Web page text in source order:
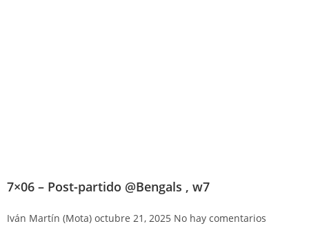
7×06 – Post-partido @Bengals , w7
Iván Martín (Mota) octubre 21, 2025 No hay comentarios